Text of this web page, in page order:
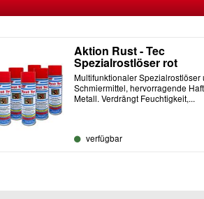
Aktion Rust - Tec
Spezialrostlöser rot
Multifunktionaler Spezialrostlöser
Schmiermittel, hervorragende
Metall. Verdrängt Feuchtigkeit,...
verfügbar